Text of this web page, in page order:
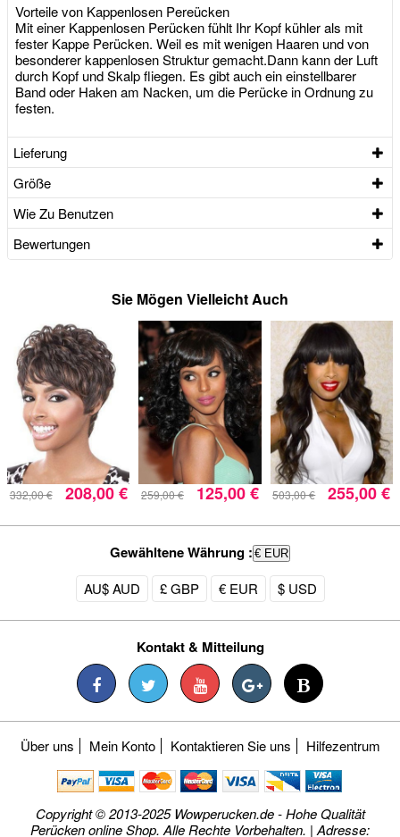
Vorteile von Kappenlosen Pereücken
Mit einer Kappenlosen Perücken fühlt Ihr Kopf kühler als mit
fester Kappe Perücken. Weil es mit wenigen Haaren und von
besonderer kappenlosen Struktur gemacht.Dann kann der Luft
durch Kopf und Skalp fliegen. Es gibt auch ein einstellbarer
Band oder Haken am Nacken, um die Perücke in Ordnung zu
festen.
Lieferung
Größe
Wie Zu Benutzen
Bewertungen
Sie Mögen Vielleicht Auch
332,00 € 208,00 € 259,00 € 125,00 € 503,00 € 255,00 €
Gewähltene Währung : € EUR
AU$ AUD £ GBP € EUR $ USD
Kontakt & Mitteilung
Über uns Mein Konto Kontaktieren Sie uns Hilfezentrum
Copyright © 2013-2025 Wowperucken.de - Hohe Qualität
Perücken online Shop. Alle Rechte Vorbehalten. | Adresse: